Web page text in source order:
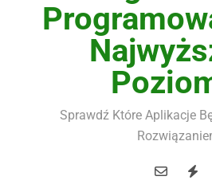
Żaluzje
Instalacje
Sprawdź Które Aplikacje